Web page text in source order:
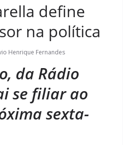
define
na política
Henrique Fernandes
da Rádio
se filiar ao
sexta-